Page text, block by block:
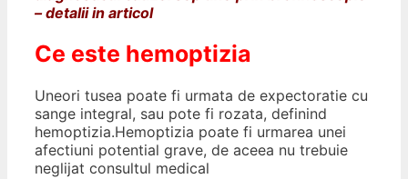
– detalii in articol
Ce este hemoptizia
Uneori tusea poate fi urmata de expectoratie cu
sange integral, sau pote fi rozata, definind
hemoptizia.Hemoptizia poate fi urmarea unei
afectiuni potential grave, de aceea nu trebuie
neglijat consultul medical